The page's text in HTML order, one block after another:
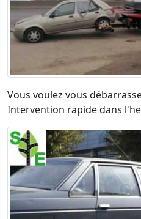
Vous voulez vous
Intervention rapide dans